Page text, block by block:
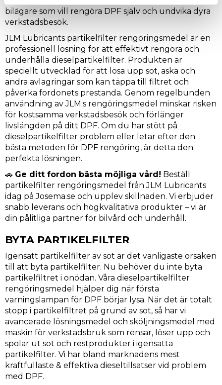
bilägare som vill rengöra DPF själv och undvika dyra
verkstadsbesök.
JLM Lubricants partikelfilter rengöringsmedel är en
professionell lösning för att effektivt rengöra och
underhålla dieselpartikelfilter. Produkten är
speciellt utvecklad för att lösa upp sot, aska och
andra avlagringar som kan täppa till filtret och
påverka fordonets prestanda. Genom regelbunden
användning av JLM:s rengöringsmedel minskar risken
för kostsamma verkstadsbesök och förlänger
livslängden på ditt DPF. Om du har stött på
dieselpartikelfilter problem eller letar efter den
bästa metoden för DPF rengöring, är detta den
perfekta lösningen.
🚗 Ge ditt fordon bästa möjliga vård! Beställ
partikelfilter rengöringsmedel från JLM Lubricants
idag på Josema.se och upplev skillnaden. Vi erbjuder
snabb leverans och högkvalitativa produkter – vi är
din pålitliga partner för bilvård och underhåll.
BYTA PARTIKELFILTER
Igensatt partikelfilter av sot är det vanligaste orsaken
till att byta partikelfilter. Nu behöver du inte byta
partikelfiltret i onödan. Våra dieselpartikelfilter
rengöringsmedel hjälper dig när första
varningslampan för DPF börjar lysa. När det är totalt
stopp i partikelfiltret på grund av sot, så har vi
avancerade lösningsmedel och sköljningsmedel med
maskin för verkstadsbruk som rensar, löser upp och
spolar ut sot och restprodukter i igensatta
partikelfilter. Vi har bland marknadens mest
kraftfullaste & effektiva dieseltillsatser vid problem
med DPF.